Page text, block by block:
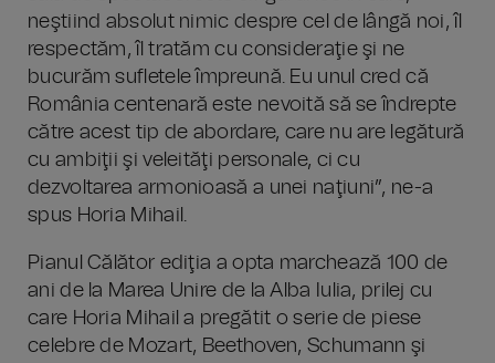
neştiind absolut nimic despre cel de lângă noi, îl
respectăm, îl tratăm cu consideraţie şi ne
bucurăm sufletele împreună. Eu unul cred că
România centenară este nevoită să se îndrepte
către acest tip de abordare, care nu are legătură
cu ambiţii şi veleităţi personale, ci cu
dezvoltarea armonioasă a unei naţiuni”, ne-a
spus Horia Mihail.
Pianul Călător ediţia a opta marchează 100 de
ani de la Marea Unire de la Alba Iulia, prilej cu
care Horia Mihail a pregătit o serie de piese
celebre de Mozart, Beethoven, Schumann şi